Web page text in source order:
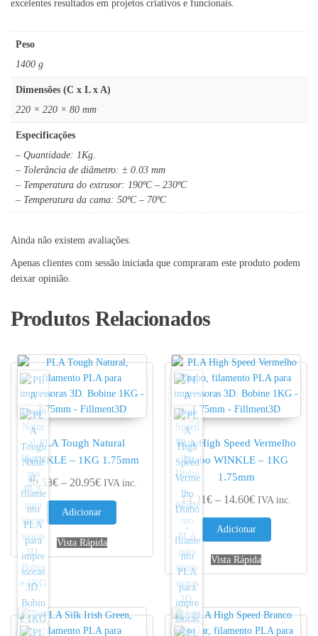
excelentes resultados em projetos criativos e funcionais.
Peso
1400 g
Dimensões (C x L x A)
220 × 220 × 80 mm
Especificações
– Quantidade: 1Kg.
– Tolerância de diâmetro: ± 0.03 mm
– Temperatura do extrusor: 190ºC – 230ºC
– Temperatura da cama: 50ºC – 70ºC
Ainda não existem avaliações.
Apenas clientes com sessão iniciada que compraram este produto podem
deixar opinião.
Produtos Relacionados
PLA Tough Natural
WINKLE – 1KG 1.75mm
20.53€ – 20.95€Price range: 20.53€ through 20.95€
IVA inc.
Adicionar
Vista Rápida
PLA High Speed Vermelho
Diabo WINKLE – 1KG
1.75mm
14.31€ – 14.60€Price range:
IVA inc.
Adicionar
Vista Rápida